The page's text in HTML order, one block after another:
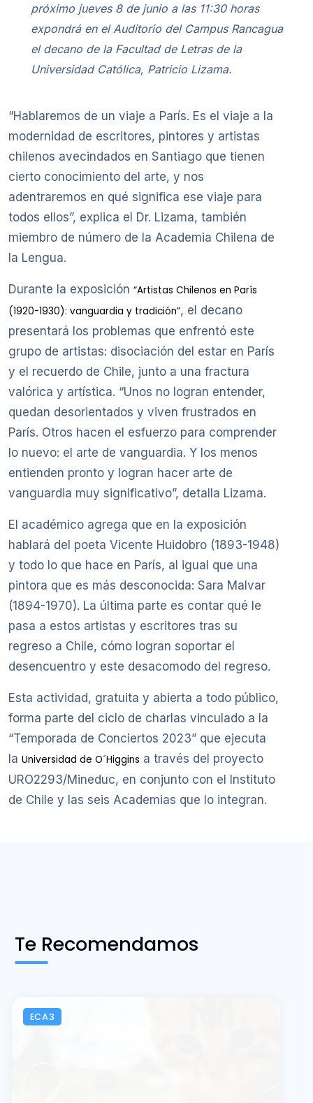
próximo jueves 8 de junio a las 11:30 horas
expondrá en el Auditorio del Campus Rancagua
el decano de la Facultad de Letras de la
Universidad Católica, Patricio Lizama.
“Hablaremos de un viaje a París. Es el viaje a la
modernidad de escritores, pintores y artistas
chilenos avecindados en Santiago que tienen
cierto conocimiento del arte, y nos
adentraremos en qué significa ese viaje para
todos ellos”, explica el Dr. Lizama, también
miembro de número de la Academia Chilena de
la Lengua.
Durante la exposición “Artistas Chilenos en París
(1920-1930): vanguardia y tradición”, el decano
presentará los problemas que enfrentó este
grupo de artistas: disociación del estar en París
y el recuerdo de Chile, junto a una fractura
valórica y artística. “Unos no logran entender,
quedan desorientados y viven frustrados en
París. Otros hacen el esfuerzo para comprender
lo nuevo: el arte de vanguardia. Y los menos
entienden pronto y logran hacer arte de
vanguardia muy significativo”, detalla Lizama.
El académico agrega que en la exposición
hablará del poeta Vicente Huidobro (1893-1948)
y todo lo que hace en París, al igual que una
pintora que es más desconocida: Sara Malvar
(1894-1970). La última parte es contar qué le
pasa a estos artistas y escritores tras su
regreso a Chile, cómo logran soportar el
desencuentro y este desacomodo del regreso.
Esta actividad, gratuita y abierta a todo público,
forma parte del ciclo de charlas vinculado a la
“Temporada de Conciertos 2023” que ejecuta
la Universidad de O´Higgins a través del proyecto
URO2293/Mineduc, en conjunto con el Instituto
de Chile y las seis Academias que lo integran.
Te Recomendamos
ECA3